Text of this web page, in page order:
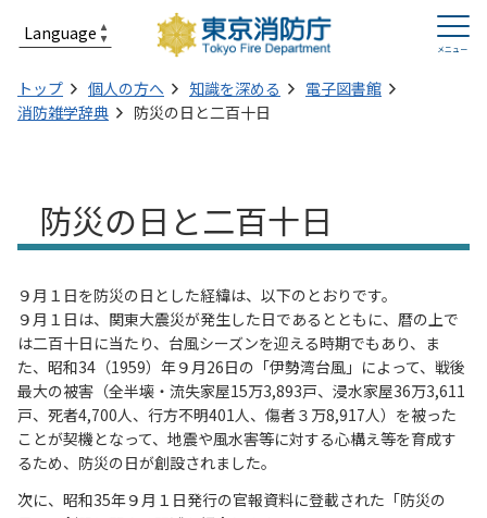
トップ 個人の方へ 知識を深める
電子図書館
消防雑学辞典
防災の日と二百十日
防災の日と二百十日
９月１日を防災の日とした経緯は、以下のとおりです。
９月１日は、関東大震災が発生した日であるとともに、暦の上で
は二百十日に当たり、台風シーズンを迎える時期でもあり、ま
た、昭和34（1959）年９月26日の「伊勢湾台風」によって、戦後
最大の被害（全半壊・流失家屋15万3,893戸、浸水家屋36万3,611
戸、死者4,700人、行方不明401人、傷者３万8,917人）を被った
ことが契機となって、地震や風水害等に対する心構え等を育成す
るため、防災の日が創設されました。
次に、昭和35年９月１日発行の官報資料に登載された「防災の